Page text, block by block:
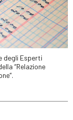
degli Esperti
“Relazione